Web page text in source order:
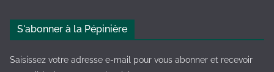
e
S'abonner à la Pépinière
Saisissez votre adresse e-mail pour vous abonner et recevoir